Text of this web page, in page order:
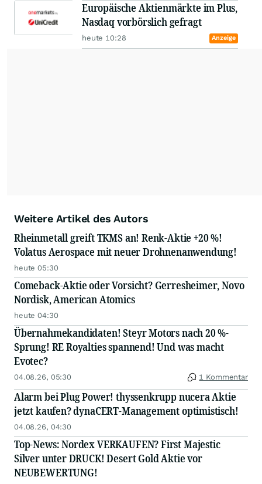
Europäische Aktienmärkte im Plus,
Nasdaq vorbörslich gefragt
heute 10:28 Anzeige
Weitere Artikel des Autors
Rheinmetall greift TKMS an! Renk-Aktie +20 %!
Volatus Aerospace mit neuer Drohnenanwendung!
heute 05:30
Comeback-Aktie oder Vorsicht? Gerresheimer, Novo
Nordisk, American Atomics
heute 04:30
Übernahmekandidaten! Steyr Motors nach 20 %-
Sprung! RE Royalties spannend! Und was macht
Evotec?
04.08.26, 05:30 1 Kommentar
Alarm bei Plug Power! thyssenkrupp nucera Aktie
jetzt kaufen? dynaCERT-Management optimistisch!
04.08.26, 04:30
Top-News: Nordex VERKAUFEN? First Majestic
Silver unter DRUCK! Desert Gold Aktie vor
NEUBEWERTUNG!